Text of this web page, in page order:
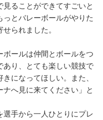
ることができてすごいと
とバレーボールがやりた
られました。
ールは仲間とボールをつ
あり、とても楽しい競技で
になってほしい。また、
へ見に来てください」と
手から一人ひとりにプレ